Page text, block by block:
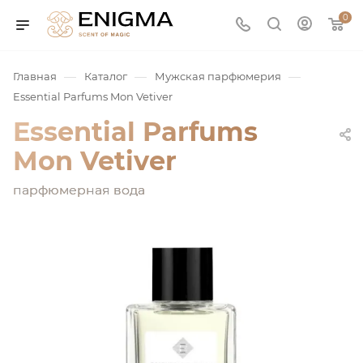
0
Главная — Каталог — Мужская парфюмерия —
Essential Parfums Mon Vetiver
Essential Parfums
Mon Vetiver
парфюмерная вода